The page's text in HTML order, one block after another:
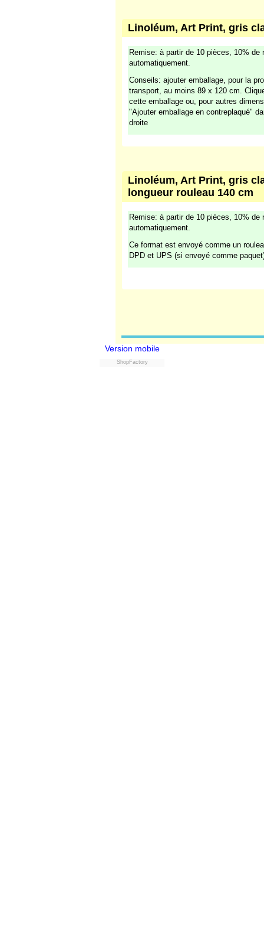
Linoléum, Art Print, gris
Remise: à partir de 10 pièces, 10% de
automatiquement.
Conseils: ajouter emballage, pour la
transport, au moins 89 x 120 cm.
cette emballage ou, pour autres
"Ajouter emballage en contreplaqué"
droite
Linoléum, Art Print, gris
longueur rouleau 140 cm
Remise: à partir de 10 pièces, 10% de
automatiquement.
Ce format est envoyé comme un
DPD et UPS (si envoyé comme
Version mobile
Powered by
ShopFactory